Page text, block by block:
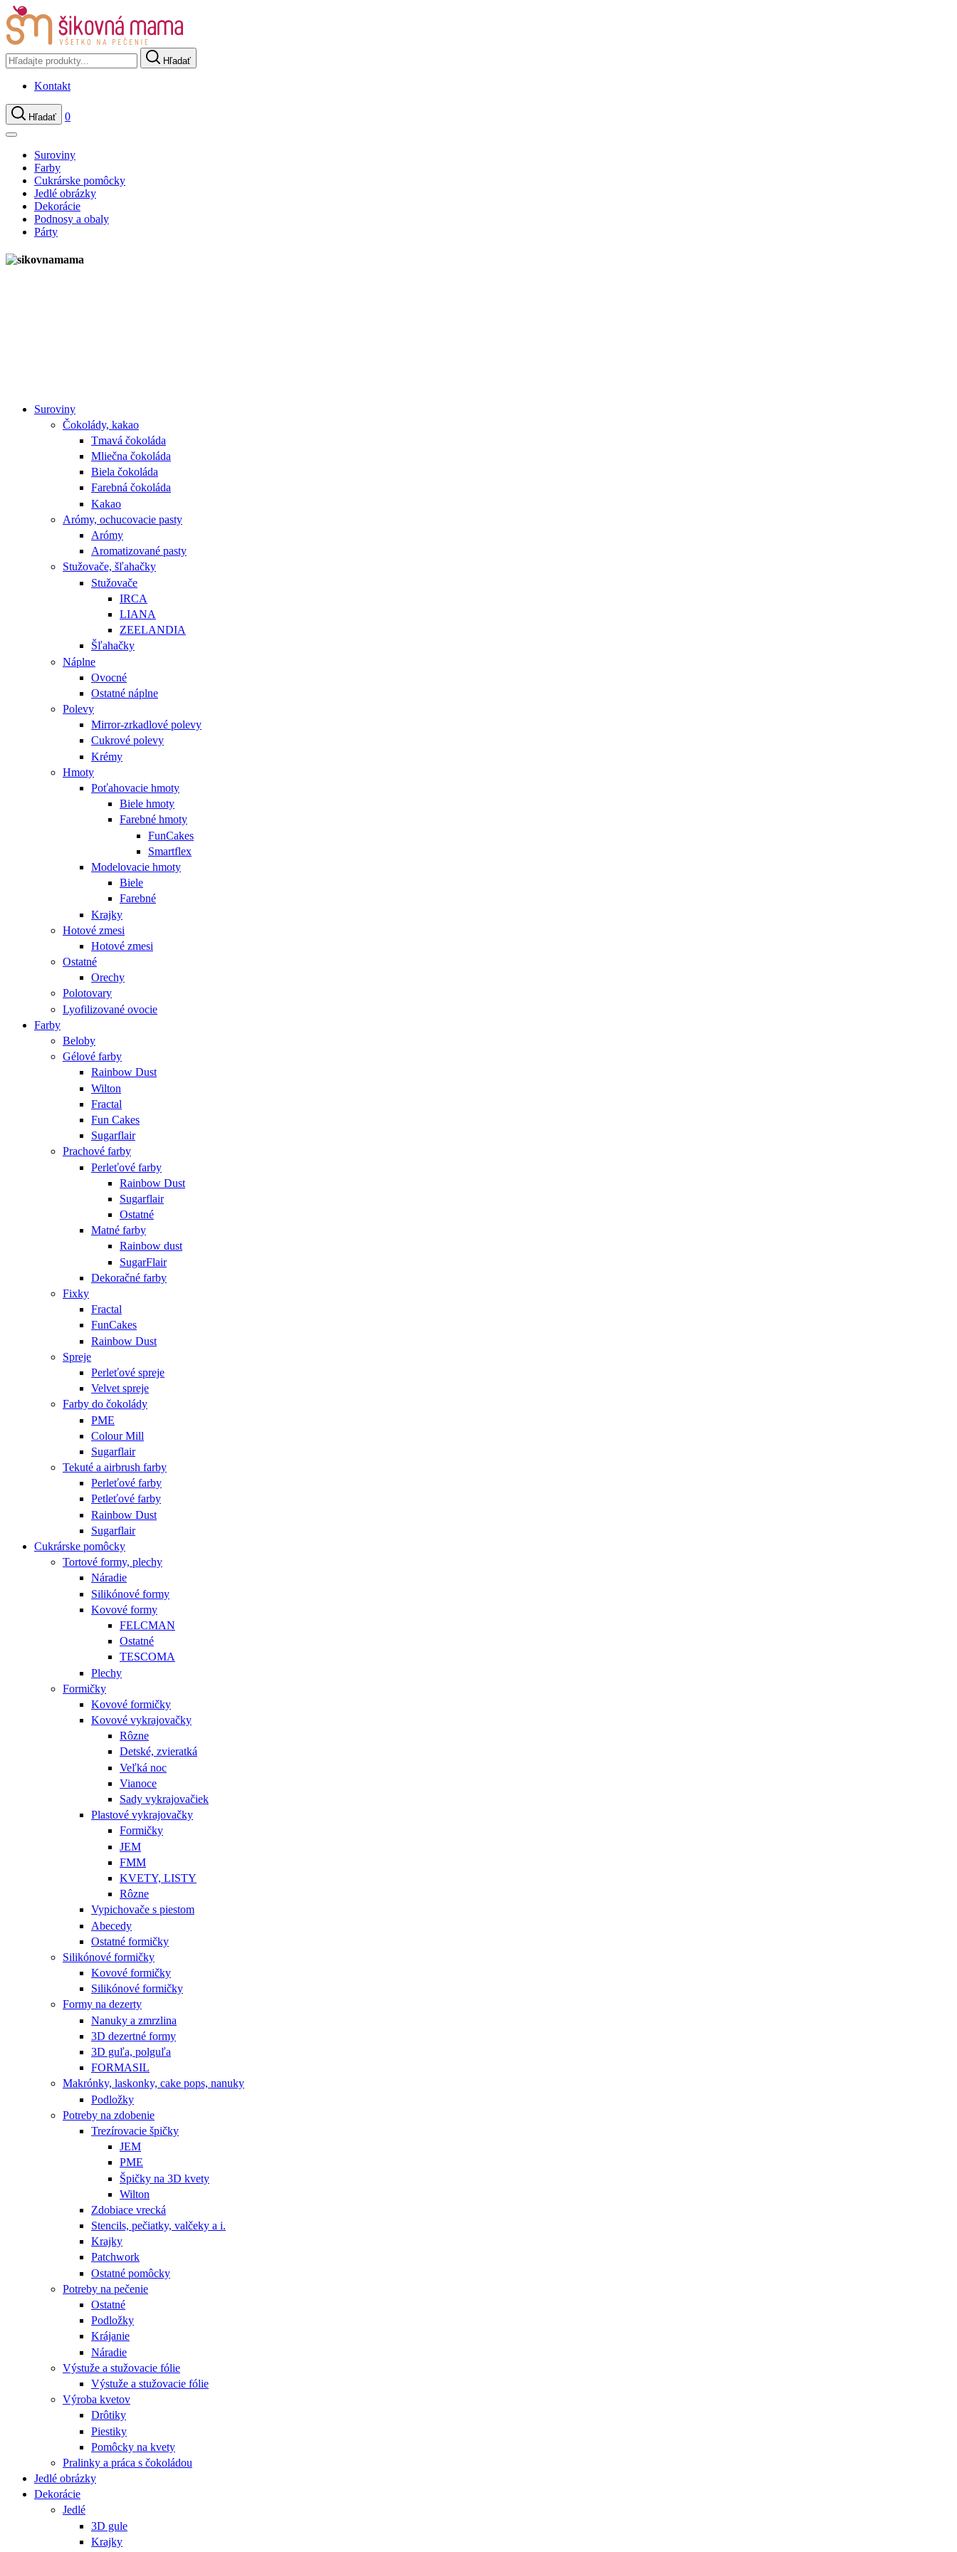
Hľadať
Kontakt
Hľadať 0
Suroviny
Farby
Cukrárske pomôcky
Jedlé obrázky
Dekorácie
Podnosy a obaly
Párty
Suroviny
Čokolády, kakao
Tmavá čokoláda
Mliečna čokoláda
Biela čokoláda
Farebná čokoláda
Kakao
Arómy, ochucovacie pasty
Arómy
Aromatizované pasty
Stužovače, šľahačky
Stužovače
IRCA
LIANA
ZEELANDIA
Šľahačky
Náplne
Ovocné
Ostatné náplne
Polevy
Mirror-zrkadlové polevy
Cukrové polevy
Krémy
Hmoty
Poťahovacie hmoty
Biele hmoty
Farebné hmoty
FunCakes
Smartflex
Modelovacie hmoty
Biele
Farebné
Krajky
Hotové zmesi
Hotové zmesi
Ostatné
Orechy
Polotovary
Lyofilizované ovocie
Farby
Beloby
Gélové farby
Rainbow Dust
Wilton
Fractal
Fun Cakes
Sugarflair
Prachové farby
Perleťové farby
Rainbow Dust
Sugarflair
Ostatné
Matné farby
Rainbow dust
SugarFlair
Dekoračné farby
Fixky
Fractal
FunCakes
Rainbow Dust
Spreje
Perleťové spreje
Velvet spreje
Farby do čokolády
PME
Colour Mill
Sugarflair
Tekuté a airbrush farby
Perleťové farby
Petleťové farby
Rainbow Dust
Sugarflair
Cukrárske pomôcky
Tortové formy, plechy
Náradie
Silikónové formy
Kovové formy
FELCMAN
Ostatné
TESCOMA
Plechy
Formičky
Kovové formičky
Kovové vykrajovačky
Rôzne
Detské, zvieratká
Veľká noc
Vianoce
Sady vykrajovačiek
Plastové vykrajovačky
Formičky
JEM
FMM
KVETY, LISTY
Rôzne
Vypichovače s piestom
Abecedy
Ostatné formičky
Silikónové formičky
Kovové formičky
Silikónové formičky
Formy na dezerty
Nanuky a zmrzlina
3D dezertné formy
3D guľa, polguľa
FORMASIL
Makrónky, laskonky, cake pops, nanuky
Podložky
Potreby na zdobenie
Trezírovacie špičky
JEM
PME
Špičky na 3D kvety
Wilton
Zdobiace vrecká
Stencils, pečiatky, valčeky a i.
Krajky
Patchwork
Ostatné pomôcky
Potreby na pečenie
Ostatné
Podložky
Krájanie
Náradie
Výstuže a stužovacie fólie
Výstuže a stužovacie fólie
Výroba kvetov
Drôtiky
Piestiky
Pomôcky na kvety
Pralinky a práca s čokoládou
Jedlé obrázky
Dekorácie
Jedlé
3D gule
Krajky